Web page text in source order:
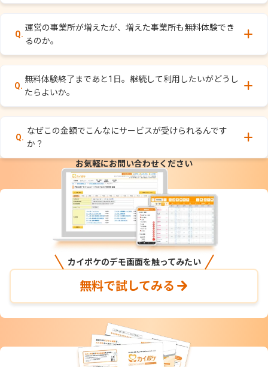
運営の事業所が増えたが、増えた事業所も無料体験でき
るのか。
無料体験終了まであと1日。継続して利用したいがどうし
たらよいか。
なぜこの金額でこんなにサービスが受けられるんです
か？
お気軽にお問い合わせください
カイポケのデモ画面を触ってみたい
無料で試してみる